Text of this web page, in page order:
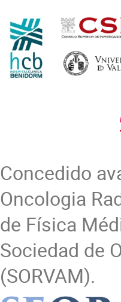
Concedido
Oncologia
de Física
Sociedad de
(SORVAM).